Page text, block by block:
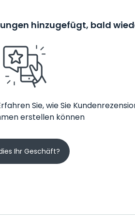
hinzugefügt, bald
Sie, wie Sie
erstellen können
Ihr Geschäft?